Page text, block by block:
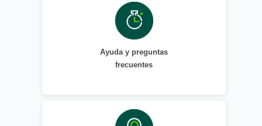
Ayuda y preguntas
frecuentes